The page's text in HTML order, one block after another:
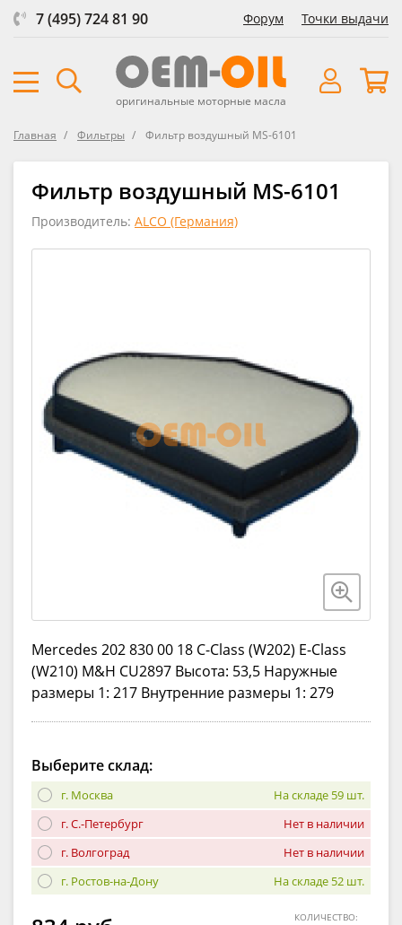
7 (495) 724 81 90 Форум Точки выдачи
оригинальные моторные масла
Главная Фильтры Фильтр воздушный MS-6101
Фильтр воздушный MS-6101
Производитель: ALCO (Германия)
Mercedes 202 830 00 18 C-Class (W202) E-Class
(W210) M&H CU2897 Высота: 53,5 Наружные
размеры 1: 217 Внутренние размеры 1: 279
Выберите склад:
г. Москва
На складе 59 шт.
г. С.-Петербург
Нет в наличии
г. Волгоград
Нет в наличии
г. Ростов-на-Дону
На складе 52 шт.
КОЛИЧЕСТВО: